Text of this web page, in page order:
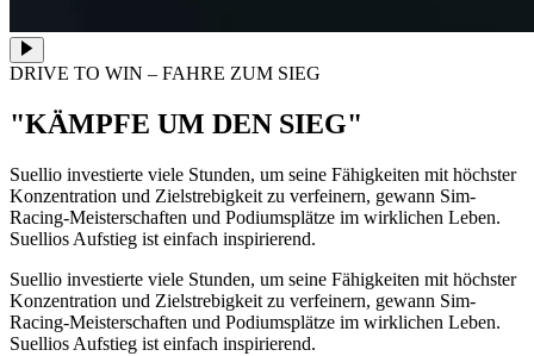
DRIVE TO WIN – FAHRE ZUM SIEG
"KÄMPFE UM DEN SIEG"
Suellio investierte viele Stunden, um seine Fähigkeiten mit höchster
Konzentration und Zielstrebigkeit zu verfeinern, gewann Sim-
Racing-Meisterschaften und Podiumsplätze im wirklichen Leben.
Suellios Aufstieg ist einfach inspirierend.
Suellio investierte viele Stunden, um seine Fähigkeiten mit höchster
Konzentration und Zielstrebigkeit zu verfeinern, gewann Sim-
Racing-Meisterschaften und Podiumsplätze im wirklichen Leben.
Suellios Aufstieg ist einfach inspirierend.